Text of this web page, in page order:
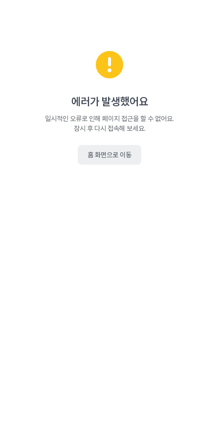
에러가 발생했어요
일시적인 오류로 인해 페이지 접근을 할 수 없어요.
잠시 후 다시 접속해 보세요.
홈 화면으로 이동